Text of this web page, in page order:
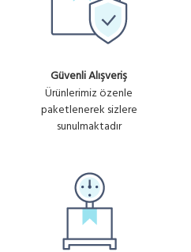
Güvenli Alışveriş
Ürünlerimiz özenle
paketlenerek sizlere
sunulmaktadır